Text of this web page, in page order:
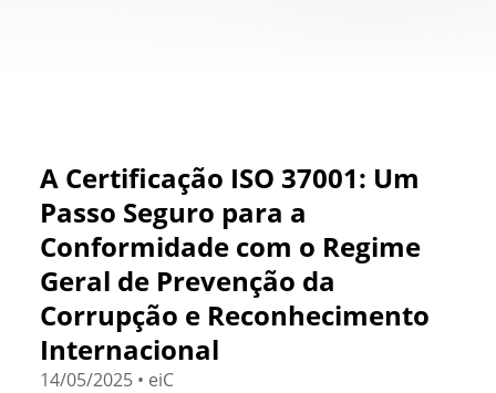
A Certificação ISO 37001: Um
Passo Seguro para a
Conformidade com o Regime
Geral de Prevenção da
Corrupção e Reconhecimento
Internacional
14/05/2025 • eiC